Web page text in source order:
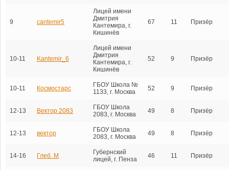
9 cantemir5
Лицей имени
Дмитрия
Кантемира, г.
Кишинёв
67 11 Призёр
10-11 Kantemir_6
Лицей имени
Дмитрия
Кантемира, г.
Кишинёв
52 9 Призёр
10-11 Космостарс
ГБОУ Школа №
1133, г. Москва
52 9 Призёр
12-13 Вектор 2083
ГБОУ Школа
2083, г. Москва
49 8 Призёр
12-13 вектор
ГБОУ Школа
2083, г. Москва
49 8 Призёр
14-16 Глеб. М
Губернский
лицей, г. Пенза
46 11 Призёр